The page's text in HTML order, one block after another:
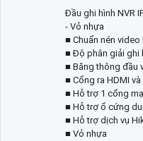
Đầu ghi hình NVR
- Vỏ nhựa
■ Chuẩn nén
■ Độ phân giải ghi
■ Băng thông đầu
■ Cổng ra HDMI
■ Hỗ trợ 1 cổng
■ Hỗ trợ ổ cứng
■ Hỗ trợ dịch vụ
■ Vỏ nhựa